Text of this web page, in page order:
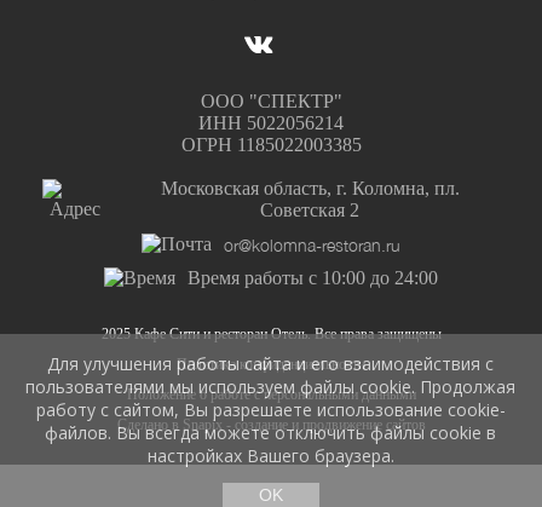
ООО "СПЕКТР"
ИНН 5022056214
ОГРН 1185022003385
Московская область, г. Коломна, пл.
Советская 2
or@kolomna-restoran.ru
Время работы с 10:00 до 24:00
2025 Кафе Сити и ресторан Отель. Все права защищены
Политика конфиденциальности
Положение о работе с персональными данными
Сделано в Snapix - создание и продвижение сайтов
Для улучшения работы сайта и его взаимодействия с
пользователями мы используем файлы cookie. Продолжая
работу с сайтом, Вы разрешаете использование cookie-
файлов. Вы всегда можете отключить файлы cookie в
настройках Вашего браузера.
OK